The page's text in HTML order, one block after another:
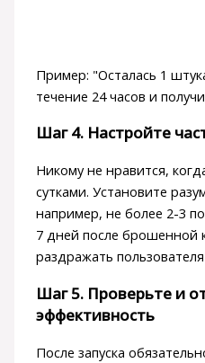
Пример: "Осталась 1
течение 24 часов и
Шаг 4. Настройте
Никому не нравится,
сутками. Установите
например, не более 2-3
7 дней после брошенной
раздражать
Шаг 5. Проверьте и
эффективность
После запуска